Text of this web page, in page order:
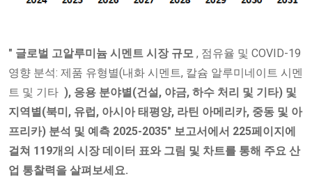
" 글로벌 고알루미늄 시멘트 시장 규모 , 점유율 및 COVID-19
영향 분석: 제품 유형별(내화 시멘트, 칼슘 알루미네이트 시멘
트 및 기타 ), 응용 분야별(건설, 야금, 하수 처리 및 기타) 및
지역별(북미, 유럽, 아시아 태평양, 라틴 아메리카, 중동 및 아
프리카) 분석 및 예측 2025-2035" 보고서에서 225페이지에
걸쳐 119개의 시장 데이터 표와 그림 및 차트를 통해 주요 산
업 통찰력을 살펴보세요.